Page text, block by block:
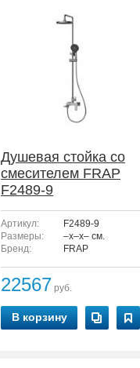
Душевая стойка со
смесителем FRAP
F2489-9
Артикул:
F2489-9
Размеры:
–x–x– см.
Бренд:
FRAP
22567 руб.
В корзину